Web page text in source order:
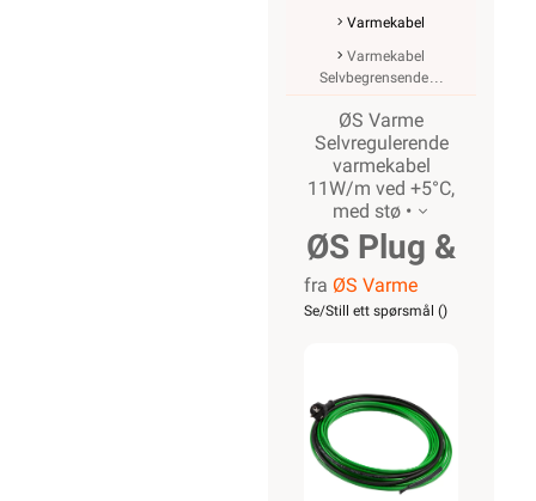
Varmekabel
Varmekabel
Selvbegrensende
ØS Varme
Selvregulerende
varmekabel
11W/m ved +5°C,
med stø •
ØS Plug &
Play
10m
fra ØS Varme
Se/Still ett spørsmål ()